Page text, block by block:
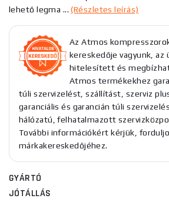
lehető legma ...(Részletes leírás)
Az Atmos
kereskedője vagyunk, az
hitelesített és
Atmos termékekhez
túli szervizelést, szállítást, szerviz
garanciális és garancián túli
hálózatú, felhatalmazott
További információkért kérjük,
márkakereskedőjéhez.
GYÁRTÓ
JÓTÁLLÁS